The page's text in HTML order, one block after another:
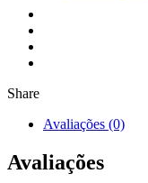
Share
Avaliações (0)
Avaliações